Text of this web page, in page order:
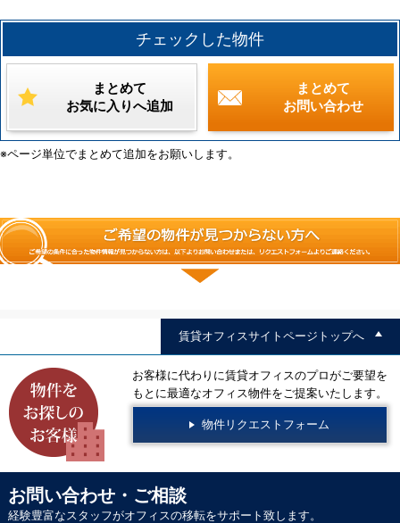
チェックした物件
まとめて
お気に入りへ追加
まとめて
お問い合わせ
※ページ単位でまとめて追加をお願いします。
賃貸オフィスサイトページトップへ
お客様に代わりに賃貸オフィスのプロがご要望を
もとに最適なオフィス物件をご提案いたします。
物件リクエストフォーム
お問い合わせ・ご相談
経験豊富なスタッフがオフィスの移転をサポート致します。